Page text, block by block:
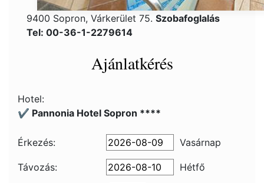
9400 Sopron, Várkerület 75. Szobafoglalás
Tel: 00-36-1-2279614
Ajánlatkérés
Hotel:
✔️ Pannonia Hotel Sopron ****
Érkezés: Vasárnap
Távozás:
Hétfő